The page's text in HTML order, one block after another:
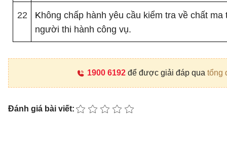
22 Không chấp hành yêu cầu kiểm tra về chất ma
người thi hành công vụ.
1900 6192để được giải đáp qua tổng
Đánh giá bài viết: